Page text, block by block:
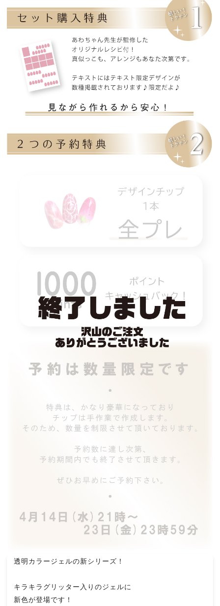
透明カラージェルの新シリーズ！
キラキラグリッター入りのジェルに
新色が登場です！